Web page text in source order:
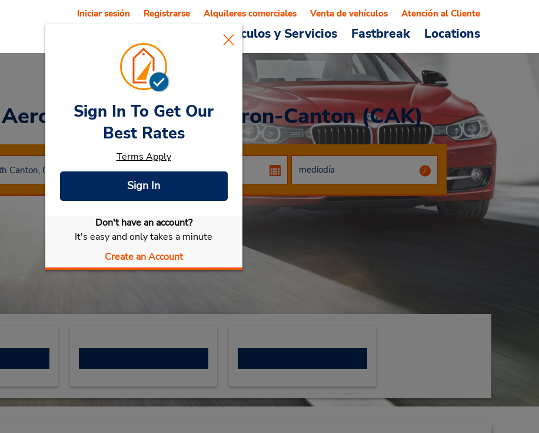
Vehículos y Servicios Fastbreak Locations
Iniciar sesión Registrarse Alquileres comerciales Venta de vehículos Atención al Cliente
regional Akron-Canton (CAK)
Seleccionar mi vehículo
Sign In To Get Our
Best Rates
Terms Apply
Sign In
Don't have an account?
It's easy and only takes a minute
Create an Account